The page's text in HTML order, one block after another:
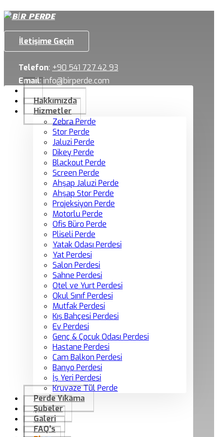
İletişime Geçin
Telefon: +90 541 727 42 93
Email:info@birperde.com
Hakkımızda
Hizmetler
Zebra Perde
Stor Perde
Jaluzi Perde
Dikey Perde
Blackout Perde
Screen Perde
Ahşap Jaluzi Perde
Ahşap Stor Perde
Projeksiyon Perde
Motorlu Perde
Ofis Büro Perde
Pliseli Perde
Yatak Odası Perdesi
Yat Perdesi
Salon Perdesi
Sahne Perdesi
Otel ve Yurt Perdesi
Okul Sınıf Perdesi
Mutfak Perdesi
Kış Bahçesi Perdesi
Ev Perdesi
Genç & Çocuk Odası Perdesi
Hastane Perdesi
Cam Balkon Perdesi
Banyo Perdesi
İş Yeri Perdesi
Kruvaze Tül Perde
Perde Yıkama
Şubeler
Galeri
FAQ’s